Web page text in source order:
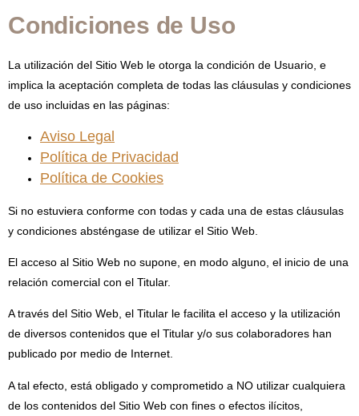
Condiciones de Uso
La utilización del Sitio Web le otorga la condición de Usuario, e
implica la aceptación completa de todas las cláusulas y condiciones
de uso incluidas en las páginas:
Aviso Legal
Política de Privacidad
Política de Cookies
Si no estuviera conforme con todas y cada una de estas cláusulas
y condiciones absténgase de utilizar el Sitio Web.
El acceso al Sitio Web no supone, en modo alguno, el inicio de una
relación comercial con el Titular.
A través del Sitio Web, el Titular le facilita el acceso y la utilización
de diversos contenidos que el Titular y/o sus colaboradores han
publicado por medio de Internet.
A tal efecto, está obligado y comprometido a NO utilizar cualquiera
de los contenidos del Sitio Web con fines o efectos ilícitos,